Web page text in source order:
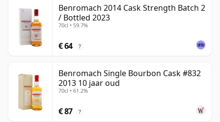
Benromach 2014 Cask Strength Batch 2
/ Bottled 2023
70cl • 59.7%
€ 64 ?
Benromach Single Bourbon Cask #832
2013 10 jaar oud
70cl • 61.2%
€ 87 ?